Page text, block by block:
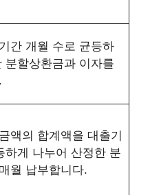
간 개월 수로 균등하
분할상환금과 이자를
액의 합계액을 대출기
하게 나누어 산정한 분
월 납부합니다.